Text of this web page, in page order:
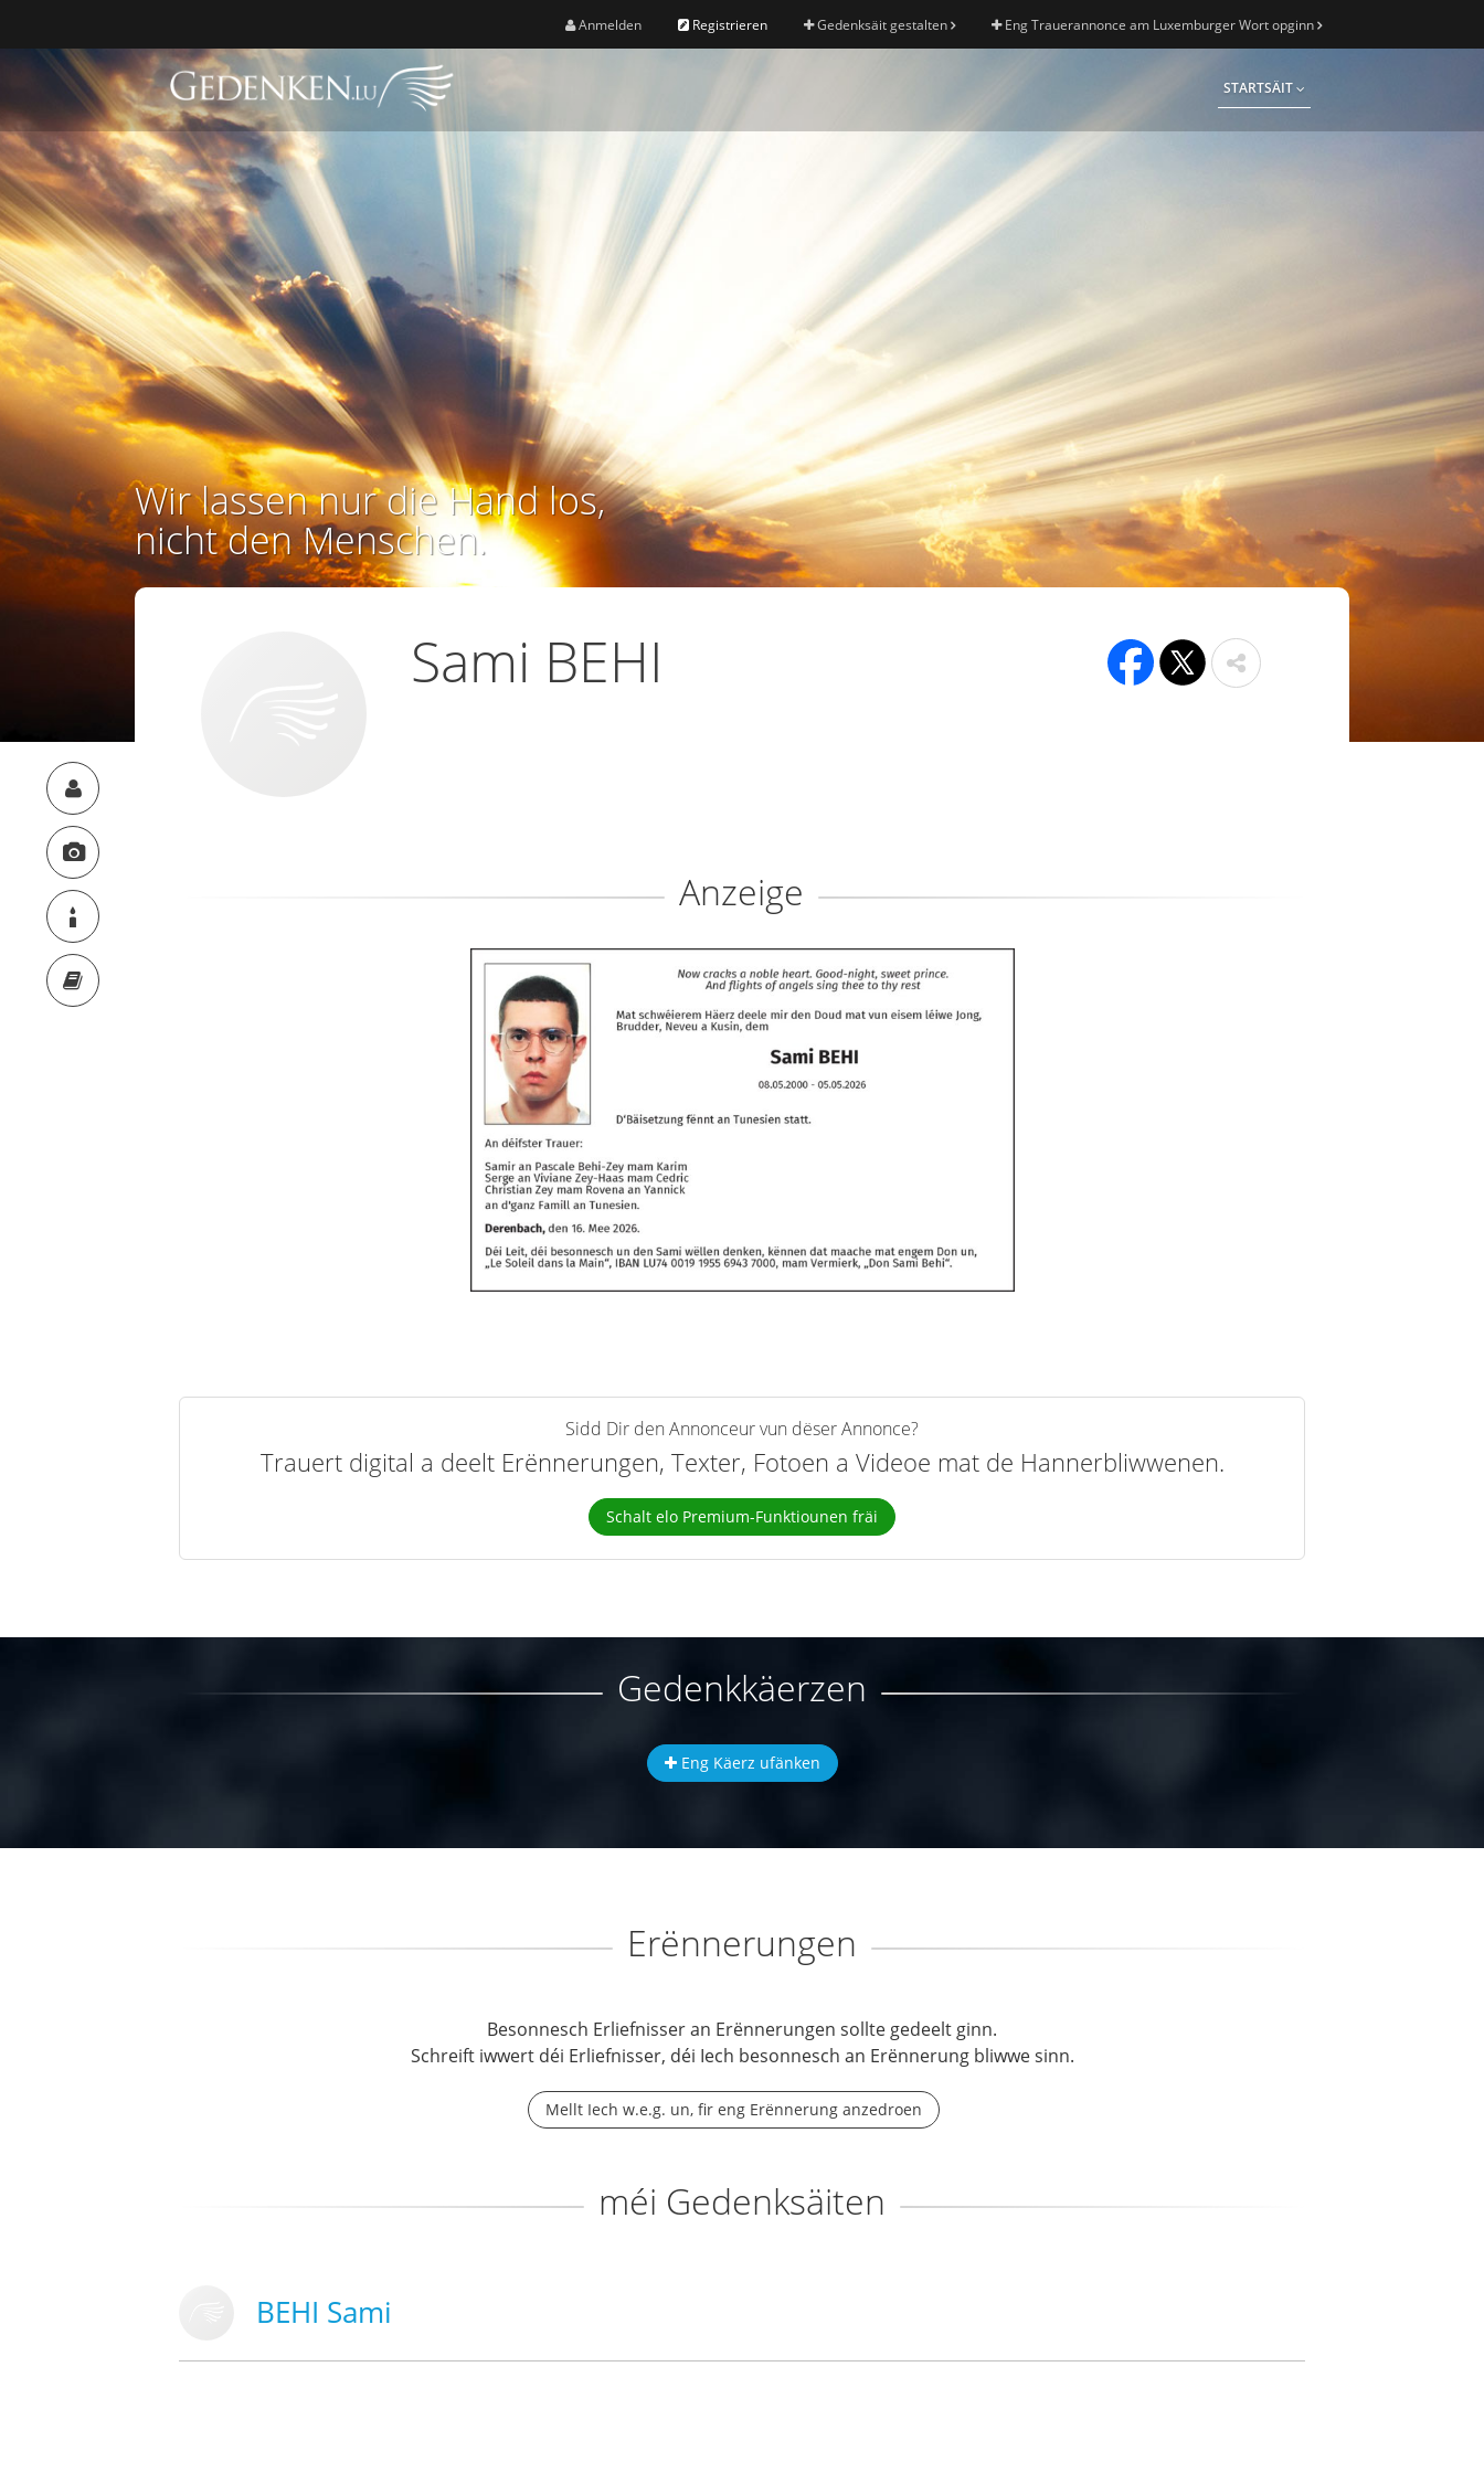
Anmelden Registrieren Gedenksäit gestalten Eng Trauerannonce am Luxemburger Wort opginn
STARTSÄIT
Wir lassen nur die Hand los,
nicht den Menschen.
Sami BEHI
Anzeige
Sidd Dir den Annonceur vun dëser Annonce?
Trauert digital a deelt Erënnerungen, Texter, Fotoen a Videoe mat de Hannerbliwwenen.
Schalt elo Premium-Funktiounen fräi
Gedenkkäerzen
Eng Käerz ufänken
Erënnerungen
Besonnesch Erliefnisser an Erënnerungen sollte gedeelt ginn.
Schreift iwwert déi Erliefnisser, déi Iech besonnesch an Erënnerung bliwwe sinn.
Mellt Iech w.e.g. un, fir eng Erënnerung anzedroen
méi Gedenksäiten
BEHI Sami